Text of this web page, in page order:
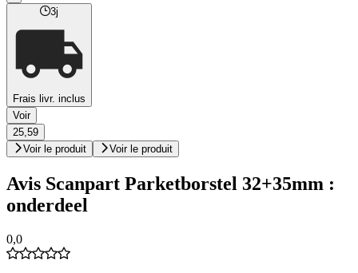
3j
Frais livr. inclus
Voir
25,59
Voir le produit
Voir le produit
Avis Scanpart Parketborstel 32+35mm :
onderdeel
0,0